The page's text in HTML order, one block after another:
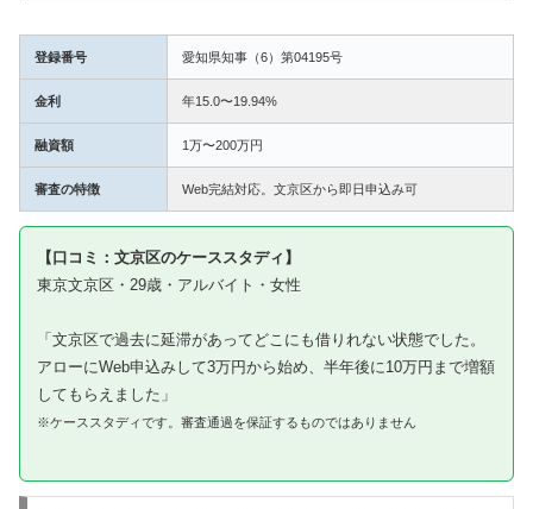
登録番号 愛知県知事（6）第04195号
金利 年15.0〜19.94%
融資額 1万〜200万円
審査の特徴 Web完結対応。文京区から即日申込み可
【口コミ：文京区のケーススタディ】
東京文京区・29歳・アルバイト・女性
「文京区で過去に延滞があってどこにも借りれない状態でした。
アローにWeb申込みして3万円から始め、半年後に10万円まで増額
してもらえました」
※ケーススタディです。審査通過を保証するものではありません